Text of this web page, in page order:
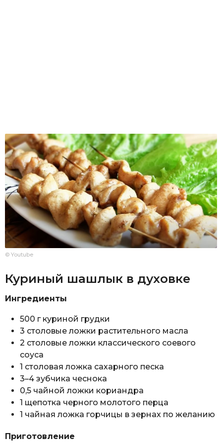
© Youtube
Куриный шашлык в духовке
Ингредиенты
500 г куриной грудки
3 столовые ложки растительного масла
2 столовые ложки классического соевого
соуса
1 столовая ложка сахарного песка
3–4 зубчика чеснока
0,5 чайной ложки кориандра
1 щепотка черного молотого перца
1 чайная ложка горчицы в зернах по желанию
Приготовление